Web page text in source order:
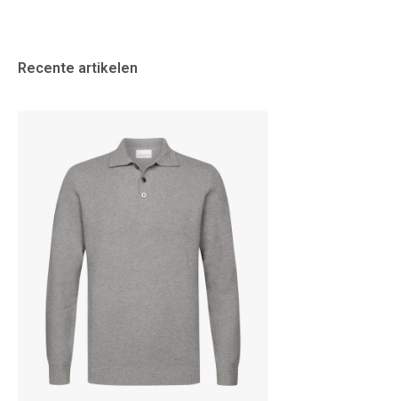
Recente artikelen